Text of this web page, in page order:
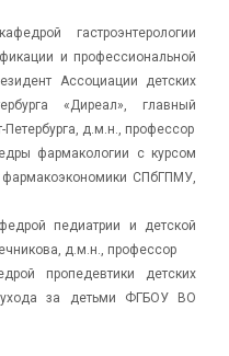
гастроэнтерологии
и профессиональной
Ассоциации детских
«Диреал», главный
Петербурга, д.м.н., профессор
фармакологии с курсом
СПбГПМУ,
педиатрии и детской
д.м.н., профессор
пропедевтики детских
за детьми ФГБОУ ВО